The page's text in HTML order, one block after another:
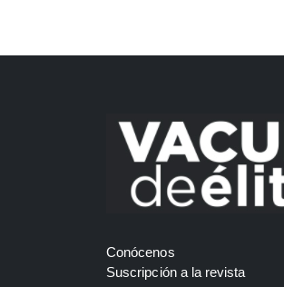
Conócenos
Suscripción a la revista